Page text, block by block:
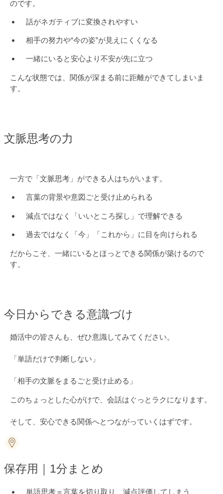
のです。
話がネガティブに変換されやすい
相手の努力や“今の姿”が見えにくくなる
一緒にいると安心より不安が先に立つ
こんな状態では、関係が深まる前に距離ができてしまいま
す。
文脈思考の力
一方で「文脈思考」ができる人はちがいます。
言葉の背景や意図ごと受け止められる
減点ではなく「いいところ探し」で理解できる
過去ではなく「今」「これから」に目を向けられる
だからこそ、一緒にいるとほっとできる関係が築けるので
す。
今日からできる意識づけ
婚活中の皆さんも、ぜひ意識してみてください。
「単語だけで判断しない」
「相手の文脈をまるごと受け止める」
このちょっとした心がけで、会話はぐっとラクになります。
そして、安心できる関係へとつながっていくはずです。
保存用｜1分まとめ
単語思考＝言葉を切り取り、減点評価してしまう